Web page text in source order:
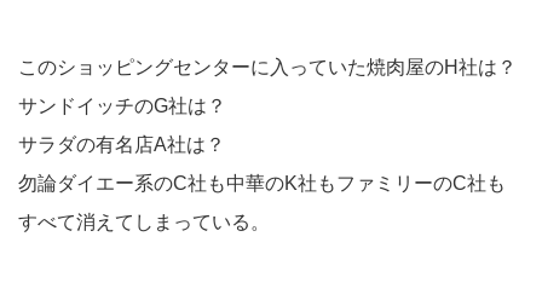
このショッピングセンターに入っていた焼肉屋のH社は？
サンドイッチのG社は？
サラダの有名店A社は？
勿論ダイエー系のC社も中華のK社もファミリーのC社も
すべて消えてしまっている。